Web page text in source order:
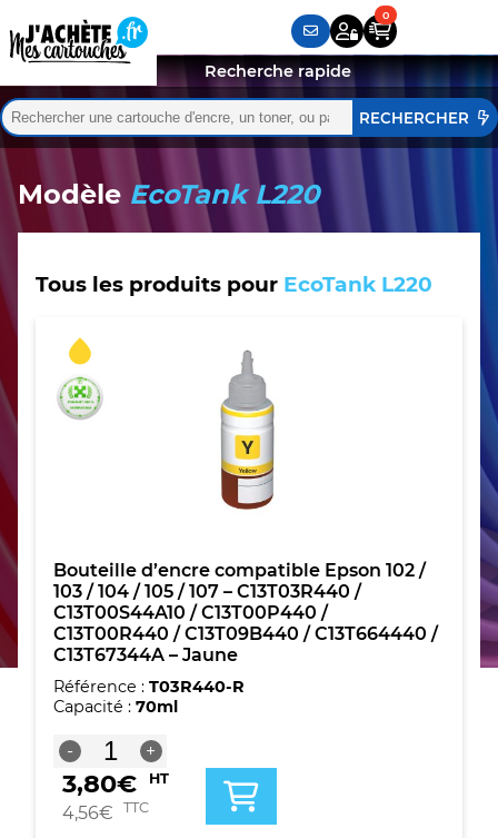
Rechercher :
Quand les résultats de l'auto-complétion sont
Recherche rapide
Modèle EcoTank L220
Tous les produits pour EcoTank L220
Bouteille d’encre compatible Epson 102 /
103 / 104 / 105 / 107 – C13T03R440 /
C13T00S44A10 / C13T00P440 /
C13T00R440 / C13T09B440 / C13T664440 /
C13T67344A – Jaune
Référence : T03R440-R
Capacité : 70ml
-
quantité
de
Bouteille
d'encre
+
3,80€ HT
4,56€ TTC